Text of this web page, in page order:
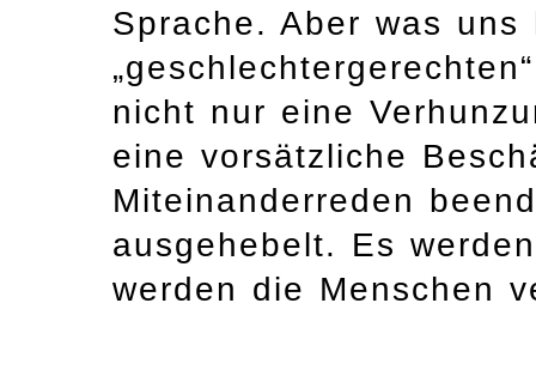
Sprache. Aber was
nicht nur eine
eine vorsätzliche
Miteinanderreden
ausgehebelt. Es
werden die Menschen